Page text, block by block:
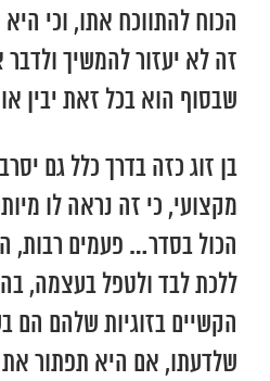
הכוח להתווכח אתו, וכי
זה לא יעזור להמשיך ולדבר
שבסוף הוא בכל זאת יבין
בן זוג כזה בדרך כלל גם
מקצועי, כי זה נראה לו
הכול בסדר… פעמים רבות,
ללכת לבד ולטפל בעצמה,
הקשיים בזוגיות שלהם הם
שלדעתו, אם היא תפתור את